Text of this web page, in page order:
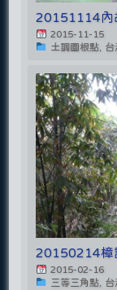
20151114內
2015-11-15
土調圖根點, 台
20150214樟
2015-02-16
三等三角點, 台